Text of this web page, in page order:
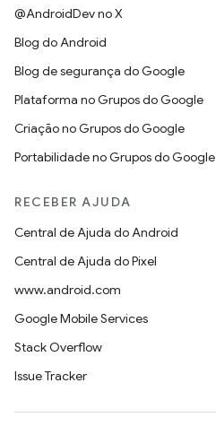
@AndroidDev no X
Blog do Android
Blog de segurança do Google
Plataforma no Grupos do Google
Criação no Grupos do Google
Portabilidade no Grupos do Google
RECEBER AJUDA
Central de Ajuda do Android
Central de Ajuda do Pixel
www.android.com
Google Mobile Services
Stack Overflow
Issue Tracker